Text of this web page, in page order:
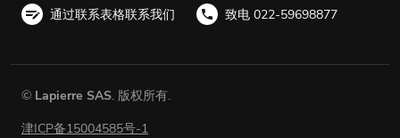
通过联系表格联系我们 致电 022-59698877
© Lapierre SAS. 版权所有.
津ICP备15004585号-1